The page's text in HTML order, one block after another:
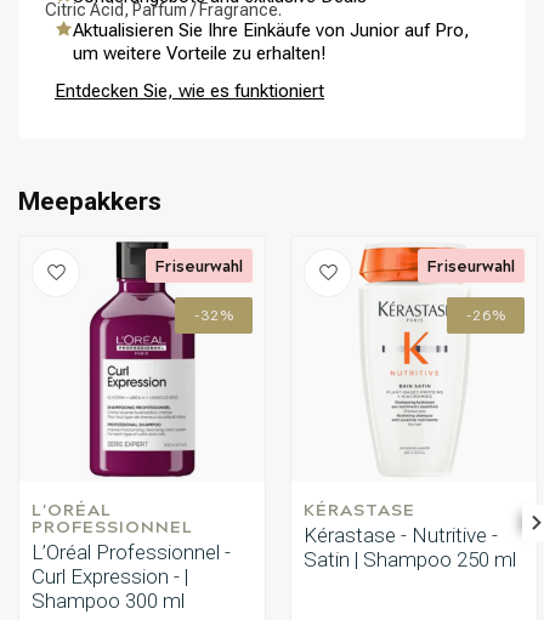
Umformung CombiDeals
Citric Acid, Parfum / Fragrance.
Aktualisieren Sie Ihre Einkäufe von Junior auf Pro,
um weitere Vorteile zu erhalten!
Entdecken Sie, wie es funktioniert
Meepakkers
-32%
L'ORÉAL
PROFESSIONNEL
L’Oréal Professionnel -
Curl Expression - |
Shampoo 300 ml
Friseurwahl
-26%
KÉRASTASE
Kérastase - Nutritive -
Satin | Shampoo 250 ml
Friseurwahl